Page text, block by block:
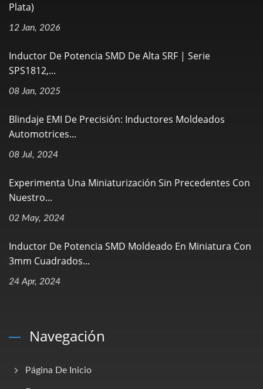
Plata)
12 Jan, 2026
Inductor De Potencia SMD De Alta SRF | Serie
SPS1812,...
08 Jan, 2025
Blindaje EMI De Precisión: Inductores Moldeados
Automotrices...
08 Jul, 2024
Experimenta Una Miniaturización Sin Precedentes Con
Nuestro...
02 May, 2024
Inductor De Potencia SMD Moldeado En Miniatura Con
3mm Cuadrados...
24 Apr, 2024
Navegación
Página De Inicio